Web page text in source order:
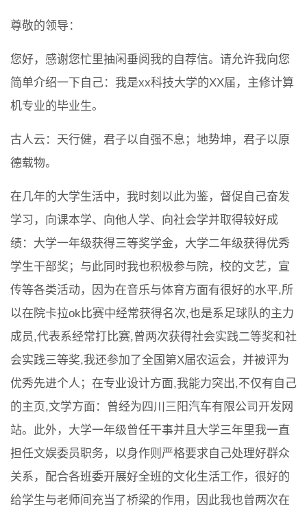
尊敬的领导：
您好，感谢您忙里抽闲垂阅我的自荐信。请允许我向您
简单介绍一下自己：我是xx科技大学的XX届，主修计算
机专业的毕业生。
古人云：天行健，君子以自强不息；地势坤，君子以原
德载物。
在几年的大学生活中，我时刻以此为鉴，督促自己奋发
学习，向课本学、向他人学、向社会学并取得较好成
绩：大学一年级获得三等奖学金，大学二年级获得优秀
学生干部奖；与此同时我也积极参与院，校的文艺，宣
传等各类活动，因为在音乐与体育方面有很好的水平,所
以在院卡拉ok比赛中经常获得名次,也是系足球队的主力
成员,代表系经常打比赛,曾两次获得社会实践二等奖和社
会实践三等奖,我还参加了全国第X届农运会，并被评为
优秀先进个人；在专业设计方面,我能力突出,不仅有自己
的主页,文学方面：曾经为四川三阳汽车有限公司开发网
站。此外，大学一年级曾任干事并且大学三年里我一直
担任文娱委员职务，以身作则严格要求自己处理好群众
关系，配合各班委开展好全班的文化生活工作，很好的
给学生与老师间充当了桥梁的作用，因此我也曾两次在